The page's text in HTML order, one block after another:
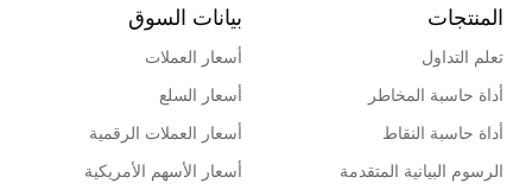
المنتجات
تعلم التداول
أداة حاسبة المخاطر
أداة حاسبة النقاط
الرسوم البيانية المتقدمة
بيانات السوق
أسعار العملات
أسعار السلع
أسعار العملات الرقمية
أسعار الأسهم الأمريكية